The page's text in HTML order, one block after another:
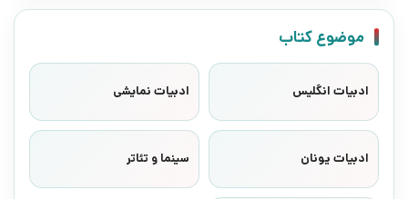
موضوع کتاب
ادبیات انگلیس ادبیات نمایشی
ادبیات یونان سینما و تئاتر